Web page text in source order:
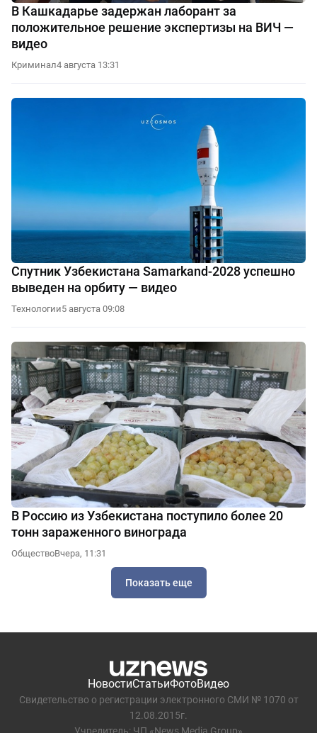
В Кашкадарье задержан лаборант за
положительное решение экспертизы на ВИЧ —
видео
Криминал4 августа 13:31
Спутник Узбекистана Samarkand-2028 успешно
выведен на орбиту — видео
Технологии5 августа 09:08
В Россию из Узбекистана поступило более 20
тонн зараженного винограда
ОбществоВчера, 11:31
Показать еще
НовостиСтатьиФотоВидео
Свидетельство о регистрации электронного СМИ № 1070 от
12.08.2015г.